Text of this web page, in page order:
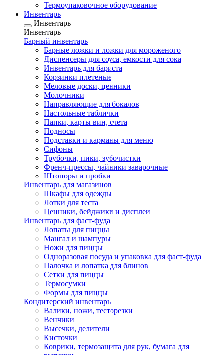
Термоупаковочное оборудование
Инвентарь
Инвентарь
Инвентарь
Барный инвентарь
Барные ложки и ложки для мороженого
Диспенсеры для соуса, емкости для сока
Инвентарь для бариста
Корзинки плетеные
Меловые доски, ценники
Молочники
Направляющие для бокалов
Настольные таблички
Папки, карты вин, счета
Подносы
Подставки и карманы для меню
Сифоны
Трубочки, пики, зубочистки
Френч-прессы, чайники заварочные
Штопоры и пробки
Инвентарь для магазинов
Шкафы для одежды
Лотки для теста
Ценники, бейджики и дисплеи
Инвентарь для фаст-фуда
Лопаты для пиццы
Мангал и шампуры
Ножи для пиццы
Одноразовая посуда и упаковка для фаст-фуда
Палочка и лопатка для блинов
Сетки для пиццы
Термосумки
Формы для пиццы
Кондитерский инвентарь
Валики, ножи, тесторезки
Венчики
Высечки, делители
Кисточки
Коврики, термозащита для рук, бумага для